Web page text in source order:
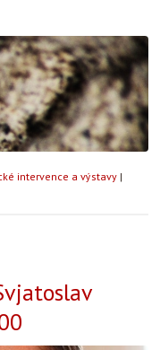
intervence a výstavy |